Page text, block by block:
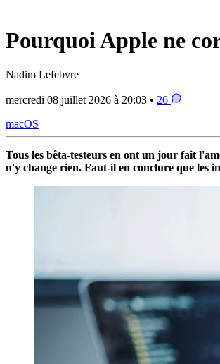
Pourquoi Apple ne
Nadim Lefebvre
mercredi 08 juillet 2026 à 20:03 • 26
macOS
Tous les bêta-testeurs en ont un jour fait
n'y change rien. Faut-il en conclure que les